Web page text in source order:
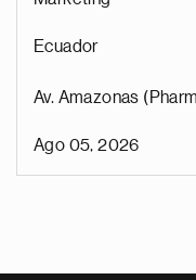
Ecuador
Av. Amazonas
Ago 05, 2026